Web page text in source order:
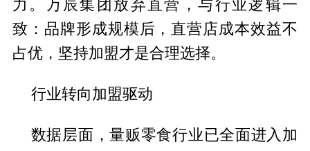
力。万辰集团放弃直营，与行业逻辑一
致：品牌形成规模后，直营店成本效益不
占优，坚持加盟才是合理选择。
行业转向加盟驱动
数据层面，量贩零食行业已全面进入加